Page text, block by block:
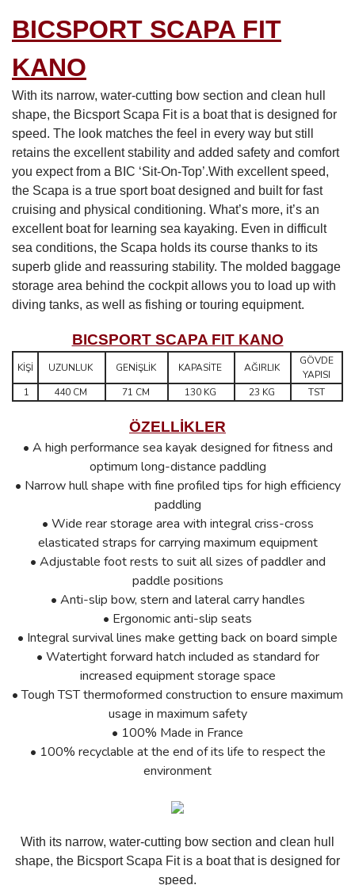
BICSPORT SCAPA FIT
KANO
With its narrow, water-cutting bow section and clean hull
shape, the Bicsport Scapa Fit is a boat that is designed for
speed. The look matches the feel in every way but still
retains the excellent stability and added safety and comfort
you expect from a BIC ‘Sit-On-Top’.With excellent speed,
the Scapa is a true sport boat designed and built for fast
cruising and physical conditioning. What’s more, it’s an
excellent boat for learning sea kayaking. Even in difficult
sea conditions, the Scapa holds its course thanks to its
superb glide and reassuring stability. The molded baggage
storage area behind the cockpit allows you to load up with
diving tanks, as well as fishing or touring equipment.
BICSPORT SCAPA FIT KANO
KİŞİ UZUNLUK GENİŞLİK KAPASİTE AĞIRLIK
GÖVDE
YAPISI
1
440 CM 71 CM 130 KG 23 KG TST
ÖZELLİKLER
• A high performance sea kayak designed for fitness and
optimum long-distance paddling
• Narrow hull shape with fine profiled tips for high efficiency
paddling
• Wide rear storage area with integral criss-cross
elasticated straps for carrying maximum equipment
• Adjustable foot rests to suit all sizes of paddler and
paddle positions
• Anti-slip bow, stern and lateral carry handles
• Ergonomic anti-slip seats
• Integral survival lines make getting back on board simple
• Watertight forward hatch included as standard for
increased equipment storage space
•Tough TST thermoformed construction to ensure maximum
usage in maximum safety
• 100% Made in France
• 100% recyclable at the end of its life to respect the
environment
With its narrow, water-cutting bow section and clean hull
shape, the Bicsport Scapa Fit is a boat that is designed for
speed.